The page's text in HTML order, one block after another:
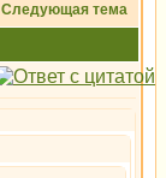
Следующая тема